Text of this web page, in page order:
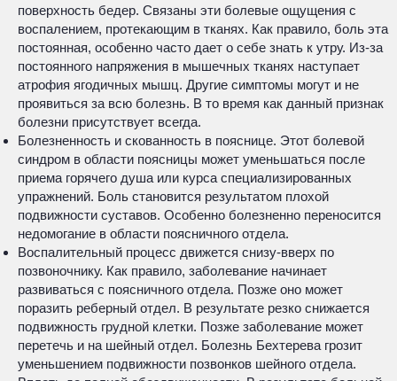
поверхность бедер. Связаны эти болевые ощущения с
воспалением, протекающим в тканях. Как правило, боль эта
постоянная, особенно часто дает о себе знать к утру. Из-за
постоянного напряжения в мышечных тканях наступает
атрофия ягодичных мышц. Другие симптомы могут и не
проявиться за всю болезнь. В то время как данный признак
болезни присутствует всегда.
Болезненность и скованность в пояснице. Этот болевой
синдром в области поясницы может уменьшаться после
приема горячего душа или курса специализированных
упражнений. Боль становится результатом плохой
подвижности суставов. Особенно болезненно переносится
недомогание в области поясничного отдела.
Воспалительный процесс движется снизу-вверх по
позвоночнику. Как правило, заболевание начинает
развиваться с поясничного отдела. Позже оно может
поразить реберный отдел. В результате резко снижается
подвижность грудной клетки. Позже заболевание может
перетечь и на шейный отдел. Болезнь Бехтерева грозит
уменьшением подвижности позвонков шейного отдела.